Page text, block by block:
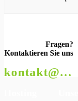
Fragen?
Kontaktieren Sie uns
kontakt@polar55.de